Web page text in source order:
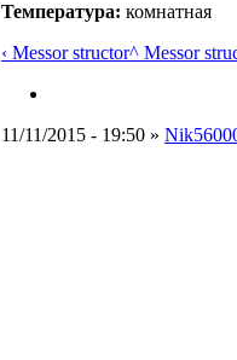
Температура: комнатная
‹ Messor structor^ Messor
11/11/2015 - 19:50 »